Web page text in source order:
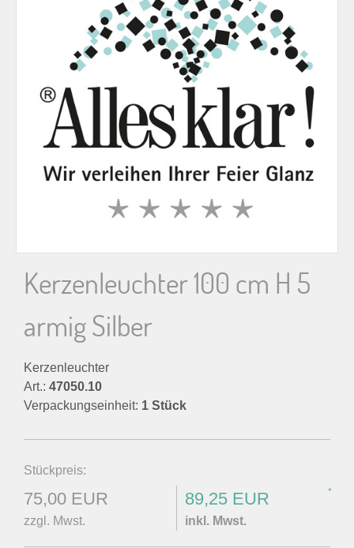
a
h
Kerzenleuchter 100 cm H 5
armig Silber
Kerzenleuchter
Art.: 47050.10
Verpackungseinheit: 1 Stück
Stückpreis:
75,00 EUR
zzgl. Mwst.
89,25 EUR *
inkl. Mwst.